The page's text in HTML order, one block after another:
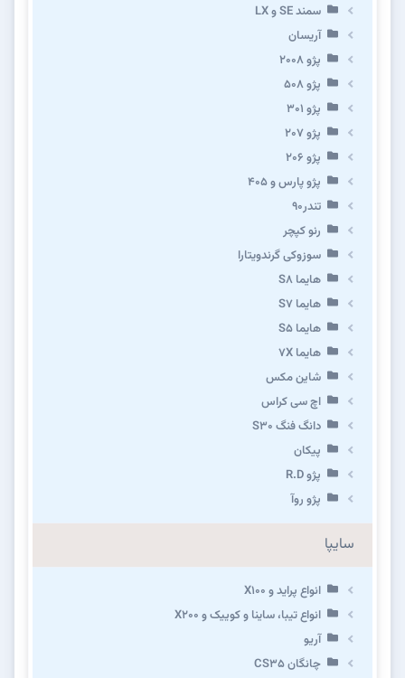
سمند SE و LX
آریسان
پژو ۲۰۰۸
پژو ۵۰۸
پژو 301
پژو ۲۰۷
پژو ۲۰۶
پژو پارس و ۴۰۵
تندر۹۰
رنو کپچر
سوزوکی گرندویتارا
هایما S8
هایما S7
هایما S5
هایما 7X
شاین مکس
اچ سی کراس
دانگ فنگ S30
پیکان
پژو R.D
پژو روآ
سایپا
انواع پراید و X100
انواع تیبا، ساینا و کوییک و X200
آریو
چانگان CS35